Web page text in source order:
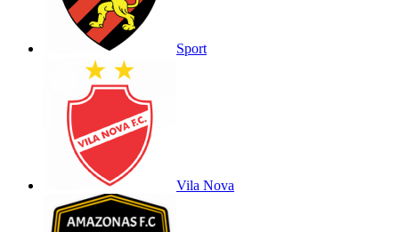
Sport
Vila Nova